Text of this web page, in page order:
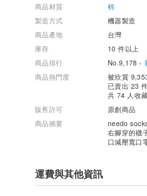
商品材質
棉
製造方式
機器製造
商品產地
台灣
庫存
10 件以上
商品排行
No.9,178 -
商品熱門度
被欣賞
已賣出 23
共 74 人收
販售許可
原創商品
商品摘要
needo
右腳穿的襪
口減壓寬口
運費與其他資訊